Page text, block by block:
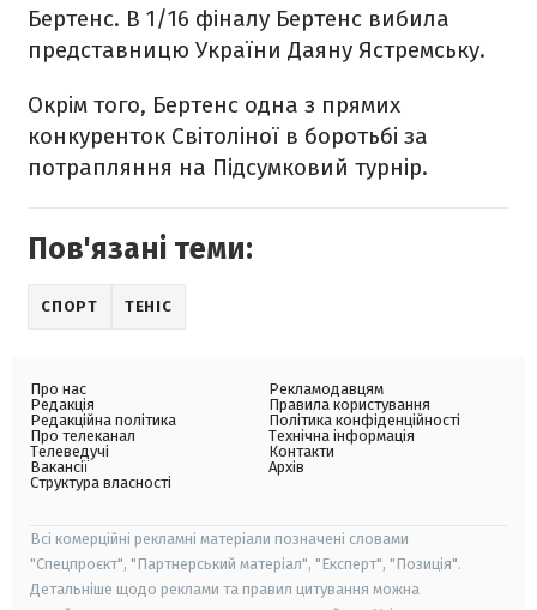
Бертенс. В 1/16 фіналу Бертенс вибила
представницю України Даяну Ястремську.
Окрім того, Бертенс одна з прямих
конкуренток Світоліної в боротьбі за
потрапляння на Підсумковий турнір.
Пов'язані теми:
СПОРТ ТЕНІС
Про нас
Редакція
Редакційна політика
Про телеканал
Телеведучі
Вакансії
Структура власності
Рекламодавцям
Правила користування
Політика конфіденційності
Технічна інформація
Контакти
Архів
Всі комерційні рекламні матеріали позначені словами
"Спецпроєкт", "Партнерський матеріал", "Експерт", "Позиція".
Детальніше щодо реклами та правил цитування можна